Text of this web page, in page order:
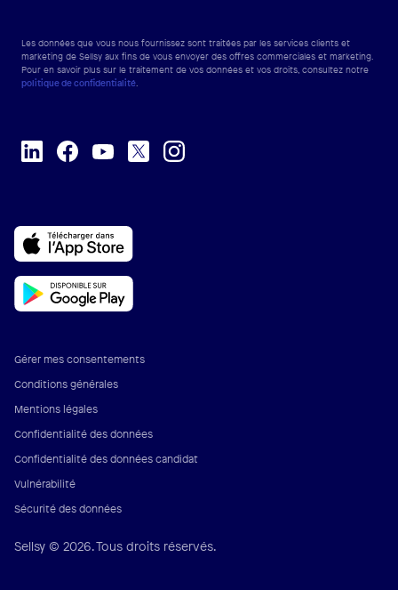
Les données que vous nous fournissez sont traitées par les services clients et
marketing de Sellsy aux fins de vous envoyer des offres commerciales et marketing.
Pour en savoir plus sur le traitement de vos données et vos droits, consultez notre
politique de confidentialité.
Gérer mes consentements
Conditions générales
Mentions légales
Confidentialité des données
Confidentialité des données candidat
Vulnérabilité
Sécurité des données
Sellsy © 2026. Tous droits réservés.